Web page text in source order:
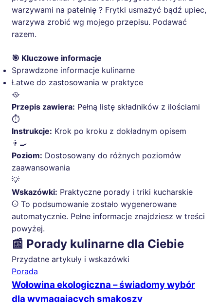
warzywami na patelnię ? Frytki usmażyć bądź upiec,
warzywa zrobić wg mojego przepisu. Podawać
razem.
🎯 Kluczowe informacje
Sprawdzone informacje kulinarne
Łatwe do zastosowania w praktyce
🥘
Przepis zawiera: Pełną listę składników z ilościami
⏱️
Instrukcje: Krok po kroku z dokładnym opisem
👨‍🍳
Poziom: Dostosowany do różnych poziomów
zaawansowania
💡
Wskazówki: Praktyczne porady i triki kucharskie
To podsumowanie zostało wygenerowane
automatycznie. Pełne informacje znajdziesz w treści
powyżej.
📰 Porady kulinarne dla Ciebie
Przydatne artykuły i wskazówki
Porada
Wołowina ekologiczna – świadomy wybór
dla wymagających smakoszy